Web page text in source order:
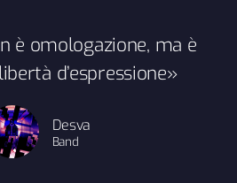
è omologazione, ma è
d’espressione»
Desva
Band